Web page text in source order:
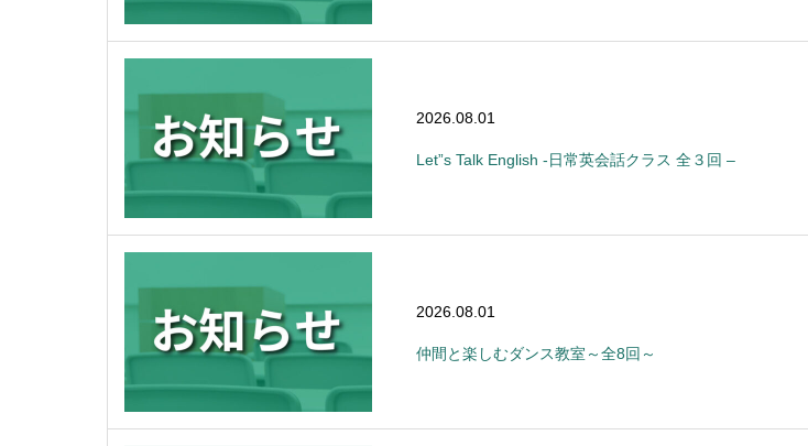
2026.08.01
Let”s Talk English -日常英会話クラス 全３回 –
2026.08.01
仲間と楽しむダンス教室～全8回～